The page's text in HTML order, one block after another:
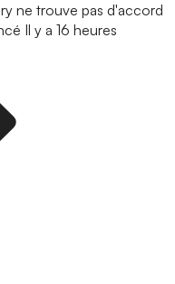
ne trouve pas d'accord
Il y a 16 heures